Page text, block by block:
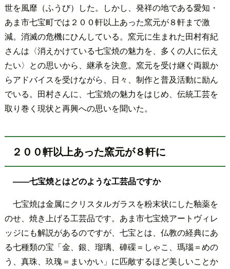
世を風靡（ふうび）した。しかし、発祥の地である愛知・
あま市七宝町では２００軒以上あった窯元が８軒まで激
減。消滅の危機にひんしている。窯元に生まれた田村有紀
さんは〈消えかけている七宝焼の魅力を、多くの人に伝え
たい〉との思いから、継承を決意。窯元を受け継ぐ両親か
らアドバイスを受けながら、日々、制作と普及活動に励ん
でいる。田村さんに、七宝焼の魅力をはじめ、伝統工芸を
取り巻く現状と再興への思いを聞いた。
２００軒以上あった窯元が８軒に
――七宝焼とはどのような工芸品ですか
七宝焼は金属にクリスタルガラスを粉末状にした釉薬を
のせ、焼き上げる工芸品です。あま市七宝焼アートヴィレ
ッジにも解説があるのですが、七宝とは、仏教の経典にあ
る七種類の宝「金、銀、瑠璃、硨磲＝しゃこ、瑪瑙＝めの
う、真珠、玖瑰＝まいかい」に匹敵するほど美しいことか